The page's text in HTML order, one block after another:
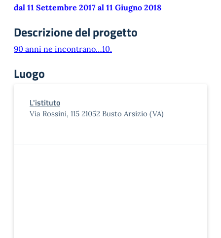
dal 11 Settembre 2017 al 11 Giugno 2018
Descrizione del progetto
90 anni ne incontrano…10.
Luogo
L'istituto
Via Rossini, 115 21052 Busto Arsizio (VA)